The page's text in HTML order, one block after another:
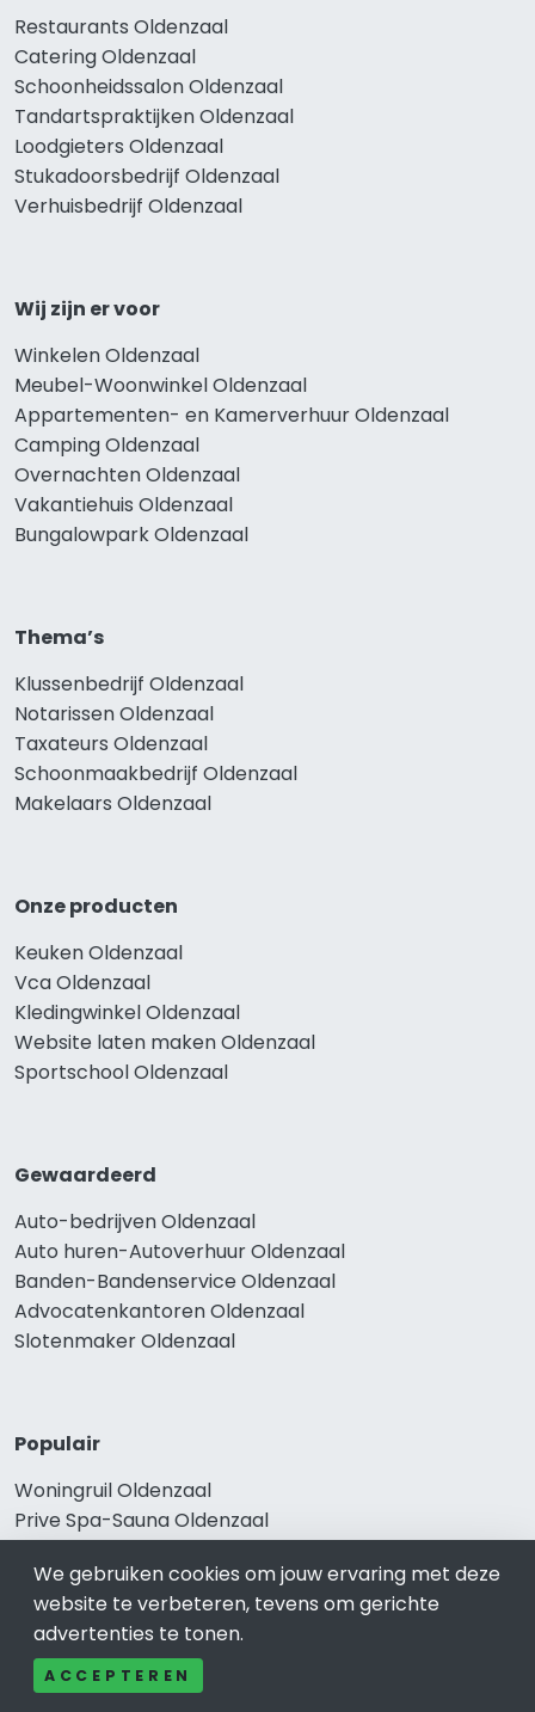
Restaurants Oldenzaal
Catering Oldenzaal
Schoonheidssalon Oldenzaal
Tandartspraktijken Oldenzaal
Loodgieters Oldenzaal
Stukadoorsbedrijf Oldenzaal
Verhuisbedrijf Oldenzaal
Wij zijn er voor
Winkelen Oldenzaal
Meubel-Woonwinkel Oldenzaal
Appartementen- en Kamerverhuur Oldenzaal
Camping Oldenzaal
Overnachten Oldenzaal
Vakantiehuis Oldenzaal
Bungalowpark Oldenzaal
Thema’s
Klussenbedrijf Oldenzaal
Notarissen Oldenzaal
Taxateurs Oldenzaal
Schoonmaakbedrijf Oldenzaal
Makelaars Oldenzaal
Onze producten
Keuken Oldenzaal
Vca Oldenzaal
Kledingwinkel Oldenzaal
Website laten maken Oldenzaal
Sportschool Oldenzaal
Gewaardeerd
Auto-bedrijven Oldenzaal
Auto huren-Autoverhuur Oldenzaal
Banden-Bandenservice Oldenzaal
Advocatenkantoren Oldenzaal
Slotenmaker Oldenzaal
Populair
Woningruil Oldenzaal
Prive Spa-Sauna Oldenzaal
Incassobureau Oldenzaal
Bedrijfsruimte Oldenzaal
Ongediertebestrijding Oldenzaal
We gebruiken cookies om jouw ervaring met deze
website te verbeteren, tevens om gerichte
advertenties te tonen.
ACCEPTEREN